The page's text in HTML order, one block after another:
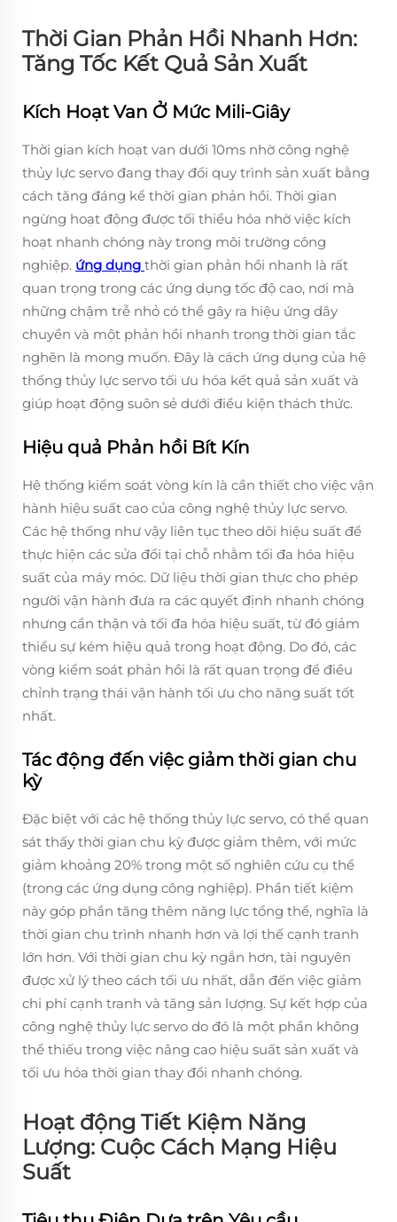
Thời Gian Phản Hồi Nhanh Hơn:
Tăng Tốc Kết Quả Sản Xuất
Kích Hoạt Van Ở Mức Mili-Giây
Thời gian kích hoạt van dưới 10ms nhờ công nghệ
thủy lực servo đang thay đổi quy trình sản xuất bằng
cách tăng đáng kể thời gian phản hồi. Thời gian
ngừng hoạt động được tối thiểu hóa nhờ việc kích
hoạt nhanh chóng này trong môi trường công
nghiệp. ứng dụng thời gian phản hồi nhanh là rất
quan trọng trong các ứng dụng tốc độ cao, nơi mà
những chậm trễ nhỏ có thể gây ra hiệu ứng dây
chuyền và một phản hồi nhanh trong thời gian tắc
nghẽn là mong muốn. Đây là cách ứng dụng của hệ
thống thủy lực servo tối ưu hóa kết quả sản xuất và
giúp hoạt động suôn sẻ dưới điều kiện thách thức.
Hiệu quả Phản hồi Bít Kín
Hệ thống kiểm soát vòng kín là cần thiết cho việc vận
hành hiệu suất cao của công nghệ thủy lực servo.
Các hệ thống như vậy liên tục theo dõi hiệu suất để
thực hiện các sửa đổi tại chỗ nhằm tối đa hóa hiệu
suất của máy móc. Dữ liệu thời gian thực cho phép
người vận hành đưa ra các quyết định nhanh chóng
nhưng cẩn thận và tối đa hóa hiệu suất, từ đó giảm
thiểu sự kém hiệu quả trong hoạt động. Do đó, các
vòng kiểm soát phản hồi là rất quan trọng để điều
chỉnh trạng thái vận hành tối ưu cho năng suất tốt
nhất.
Tác động đến việc giảm thời gian chu
kỳ
Đặc biệt với các hệ thống thủy lực servo, có thể quan
sát thấy thời gian chu kỳ được giảm thêm, với mức
giảm khoảng 20% trong một số nghiên cứu cụ thể
(trong các ứng dụng công nghiệp). Phần tiết kiệm
này góp phần tăng thêm năng lực tổng thể, nghĩa là
thời gian chu trình nhanh hơn và lợi thế cạnh tranh
lớn hơn. Với thời gian chu kỳ ngắn hơn, tài nguyên
được xử lý theo cách tối ưu nhất, dẫn đến việc giảm
chi phí cạnh tranh và tăng sản lượng. Sự kết hợp của
công nghệ thủy lực servo do đó là một phần không
thể thiếu trong việc nâng cao hiệu suất sản xuất và
tối ưu hóa thời gian thay đổi nhanh chóng.
Hoạt động Tiết Kiệm Năng
Lượng: Cuộc Cách Mạng Hiệu
Suất